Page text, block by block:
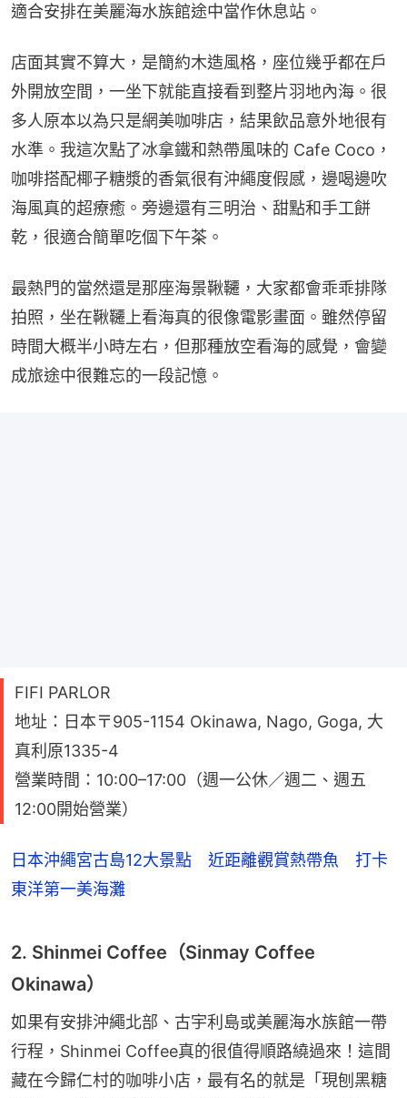
適合安排在美麗海水族館途中當作休息站。
店面其實不算大，是簡約木造風格，座位幾乎都在戶
外開放空間，一坐下就能直接看到整片羽地內海。很
多人原本以為只是網美咖啡店，結果飲品意外地很有
水準。我這次點了冰拿鐵和熱帶風味的 Cafe Coco，
咖啡搭配椰子糖漿的香氣很有沖繩度假感，邊喝邊吹
海風真的超療癒。旁邊還有三明治、甜點和手工餅
乾，很適合簡單吃個下午茶。
最熱門的當然還是那座海景鞦韆，大家都會乖乖排隊
拍照，坐在鞦韆上看海真的很像電影畫面。雖然停留
時間大概半小時左右，但那種放空看海的感覺，會變
成旅途中很難忘的一段記憶。
FIFI PARLOR
地址：日本〒905-1154 Okinawa, Nago, Goga, 大
真利原1335-4
營業時間：10:00–17:00（週一公休／週二、週五
12:00開始營業）
日本沖繩宮古島12大景點 近距離觀賞熱帶魚 打卡
東洋第一美海灘
2. Shinmei Coffee（Sinmay Coffee
Okinawa）
如果有安排沖繩北部、古宇利島或美麗海水族館一帶
行程，Shinmei Coffee真的很值得順路繞過來！這間
藏在今歸仁村的咖啡小店，最有名的就是「現刨黑糖